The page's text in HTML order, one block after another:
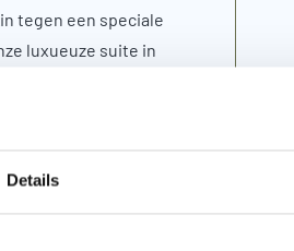
Details
tegen een speciale
luxueuze suite in